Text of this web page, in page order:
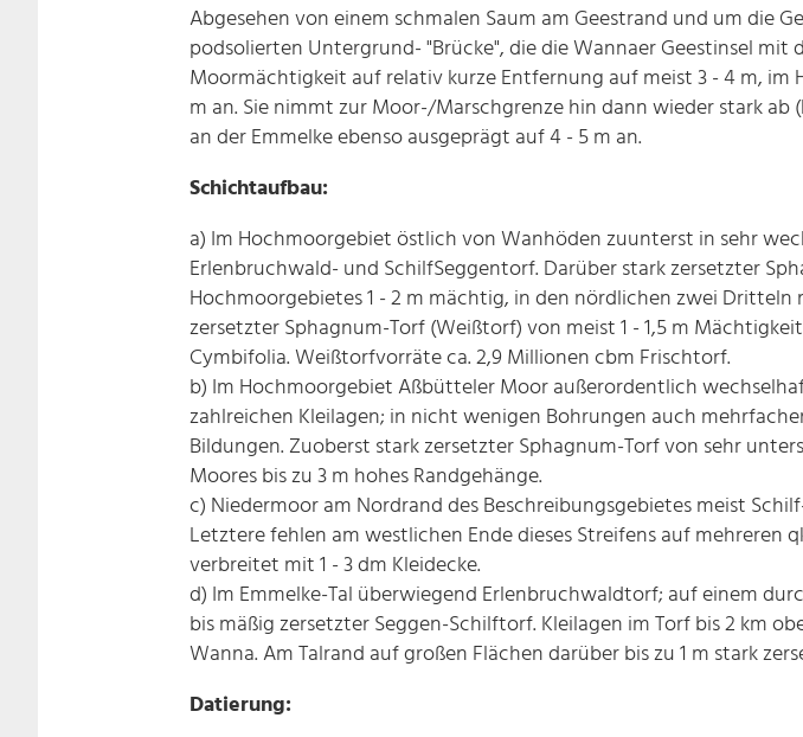
Abgesehen von einem schmalen Saum am Geestrand und um die
podsolierten Untergrund- "Brücke", die die Wannaer Geestinsel
Moormächtigkeit auf relativ kurze Entfernung auf meist 3 - 4 m,
m an. Sie nimmt zur Moor-/Marschgrenze hin dann wieder stark
an der Emmelke ebenso ausgeprägt auf 4 - 5 m an.
Schichtaufbau:
a) Im Hochmoorgebiet östlich von Wanhöden zuunterst in sehr
Erlenbruchwald- und Schilf­Seggentorf. Darüber stark zersetzter
Hochmoorgebietes 1 - 2 m mächtig, in den nördlichen zwei
zersetzter Sphagnum-Torf (Weißtorf) von meist 1 - 1,5 m
Cymbifolia. Weißtorfvorräte ca. 2,9 Millionen cbm Frischtorf.
b) Im Hochmoorgebiet Aßbütteler Moor außerordentlich
zahlreichen Kleilagen; in nicht wenigen Bohrungen auch
Bildungen. Zuoberst stark zersetzter Sphagnum-Torf von sehr
Moores bis zu 3 m hohes Randgehänge.
c) Niedermoor am Nordrand des Beschreibungsgebietes meist
Letztere fehlen am westlichen Ende dieses Streifens auf
verbreitet mit 1 - 3 dm Kleidecke.
d) Im Emmelke-Tal überwiegend Erlenbruchwaldtorf; auf einem
bis mäßig zersetzter Seggen-Schilftorf. Kleilagen im Torf bis 2 km
Wanna. Am Talrand auf großen Flächen darüber bis zu 1 m stark
Datierung: